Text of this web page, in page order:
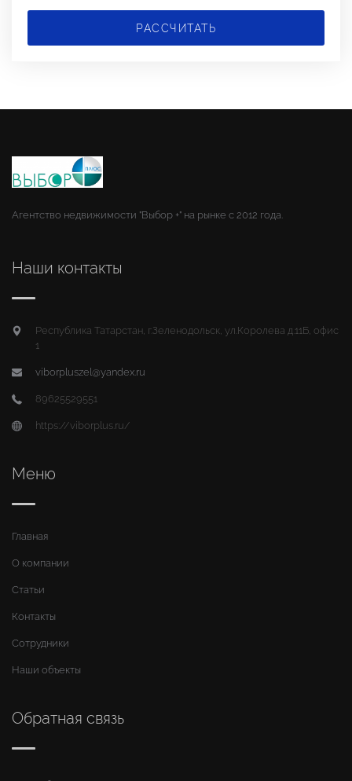
РАССЧИТАТЬ
Агентство недвижимости "Выбор +" на рынке с 2012 года.
Наши контакты
Республика Татарстан, г.Зеленодольск, ул.Королева д.11Б, офис
1
viborpluszel@yandex.ru
89625529551
https://viborplus.ru/
Меню
Главная
О компании
Статьи
Контакты
Сотрудники
Наши объекты
Обратная связь